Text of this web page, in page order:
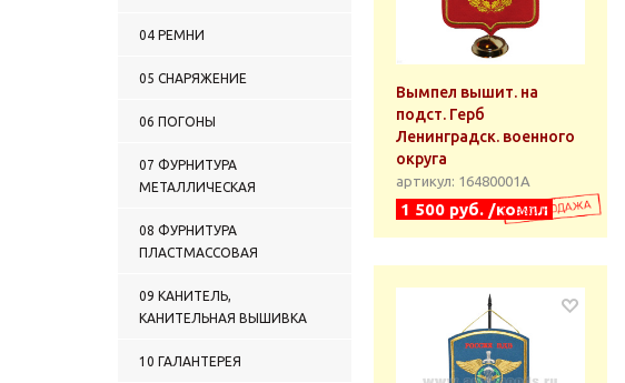
04 РЕМНИ
05 СНАРЯЖЕНИЕ
06 ПОГОНЫ
07 ФУРНИТУРА
МЕТАЛЛИЧЕСКАЯ
08 ФУРНИТУРА
ПЛАСТМАССОВАЯ
09 КАНИТЕЛЬ,
КАНИТЕЛЬНАЯ ВЫШИВКА
10 ГАЛАНТЕРЕЯ
Вымпел вышит. на
подст. Герб
Ленинградск. военного
округа
артикул: 16480001А
1 500 руб. /компл